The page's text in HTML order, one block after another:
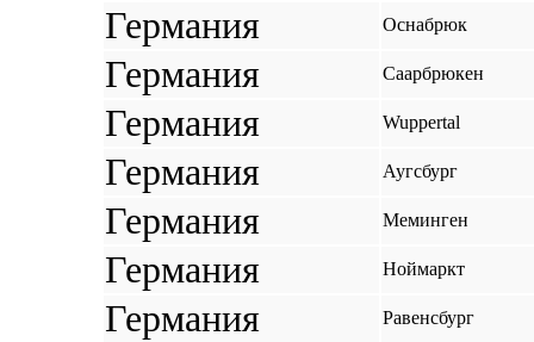
Германия Оснабрюк
Германия Саарбрюкен
Германия Wuppertal
Германия Аугсбург
Германия Меминген
Германия Ноймаркт
Германия Равенсбург